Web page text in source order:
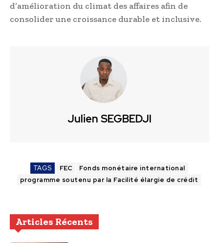
d’amélioration du climat des affaires afin de
consolider une croissance durable et inclusive.
Julien SEGBEDJI
TAGS FEC
Fonds monétaire international
programme soutenu par la Facilité élargie de crédit
Articles Récents